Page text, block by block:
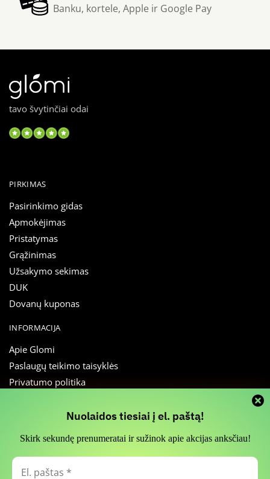
Slapukų naudojimas
slapukų (Cookies) technologiją. Jūs galite pasirinkti sutikti su visų arba
dalies slapukų naudojimu. Detalesnė informacija apie asmens duomenų
Nuolaidos tiesiai į el. paštą!
Skirk sekundę prenumeratai ir sužinok apie akcijas anksčiau!
El.
paštas
Banku, kortele, Apple ir Google Pay
tavo švytinčiai odai
PIRKIMAS
Pasirinkimo gidas
Apmokėjimas
Pristatymas
Grąžinimas
Užsakymo sekimas
DUK
Dovanų kuponas
INFORMACIJA
Apie Glomi
Paslaugų teikimo taisyklės
Privatumo politika
SEKITE MUS